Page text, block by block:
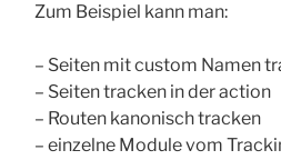
Zum Beispiel kann man:
– Seiten mit custom Namen
– Seiten tracken in der action
– Routen kanonisch tracken
– einzelne Module vom